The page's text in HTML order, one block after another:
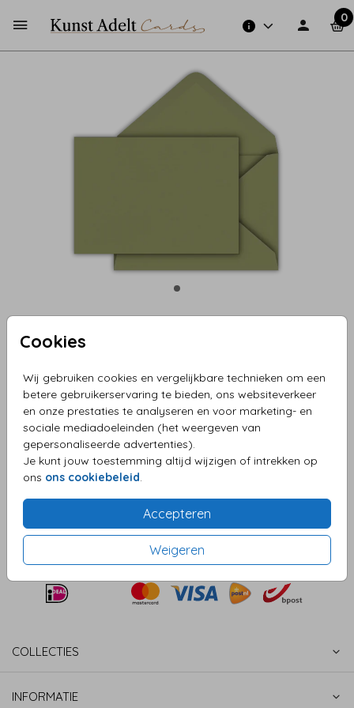
0
Cookies
Wij gebruiken cookies en vergelijkbare technieken om een
betere gebruikerservaring te bieden, ons websiteverkeer
en onze prestaties te analyseren en voor marketing- en
sociale mediadoeleinden (het weergeven van
gepersonaliseerde advertenties).
Je kunt jouw toestemming altijd wijzigen of intrekken op
ons ons cookiebeleid.
Accepteren
Weigeren
Olijfgroen 15 X 22
Aantal x 1 Prijs:€ 0,50
OMSCHRIJVING
olijfgroen 15 x 22
per 1
COLLECTIES
INFORMATIE